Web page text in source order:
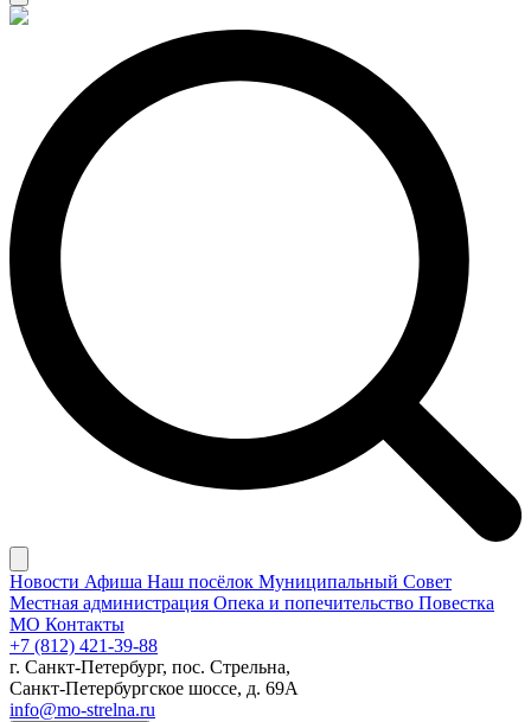
Новости Афиша Наш посёлок Муниципальный Совет
Местная администрация Опека и попечительство Повестка
МО Контакты
+7 (812) 421-39-88
г. Санкт-Петербург, пос. Стрельна,
Санкт-Петербургское шоссе, д. 69А
info@mo-strelna.ru